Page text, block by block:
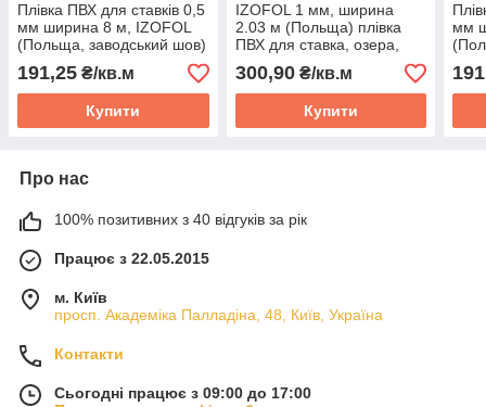
Плівка ПВХ для ставків 0,5
мм ширина 8 м, IZOFOL
(Польща, заводський шов)
ставки, водоспаду, ціна за
1м2
191,25 ₴/кв.м
Купити
IZOFOL 1 мм, ширина
2.03 м (Польща) плівка
ПВХ для ставка, озера,
водоспад, ціна за 1м2
300,90₴/кв.м
Купити
мм
1м2
Про нас
100% позитивних з 40 відгуків за рік
Працює з 22.05.2015
м. Київ
просп. Академіка Палладіна, 48, Київ, Україна
Контакти
Сьогодні працює з 09:00 до 17:00